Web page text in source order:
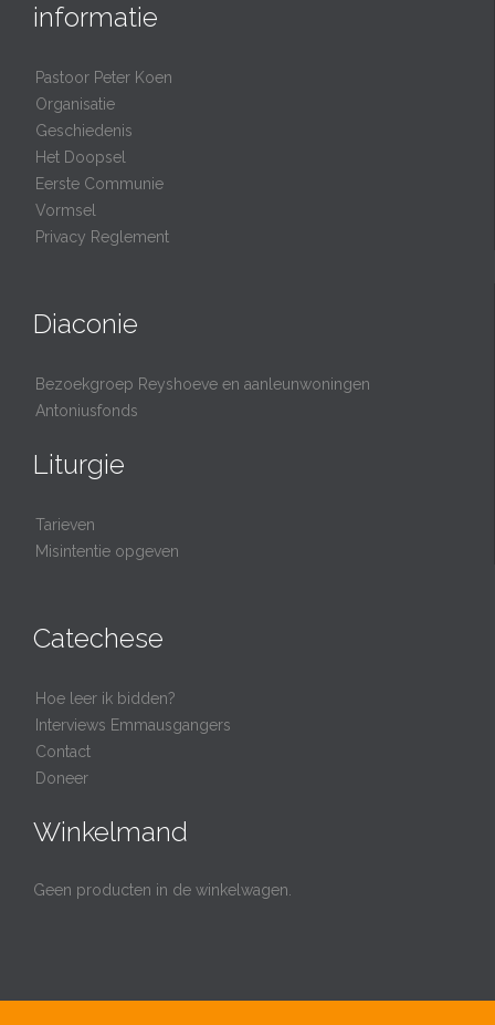
informatie
Pastoor Peter Koen
Organisatie
Geschiedenis
Het Doopsel
Eerste Communie
Vormsel
Privacy Reglement
Diaconie
Bezoekgroep Reyshoeve en aanleunwoningen
Antoniusfonds
Liturgie
Tarieven
Misintentie opgeven
Catechese
Hoe leer ik bidden?
Interviews Emmausgangers
Contact
Doneer
Winkelmand
Geen producten in de winkelwagen.